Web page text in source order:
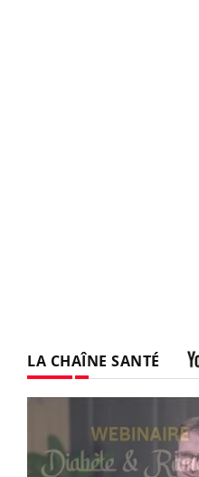
LA CHAÎNE SANTÉ